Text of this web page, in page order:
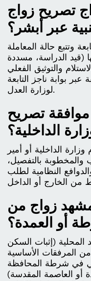
تصريح زواج
عبر أبشر؟
وتتبع حالة المعاملة
(قيد الدراسة، مسددة
والتوثيق الفعلي
بوابة ناجز التابعة
لوزارة العدل.
تصريح
الداخلية؟
الداخلية أو أمير
والمخطوبة بالتفصيل،
النظامية لطلب
زواج من
أو العمدة؟
المحلية (إثبات السكن
من المرفقات الأساسية
في شرطة المحافظة
العاصمة المقدسة)